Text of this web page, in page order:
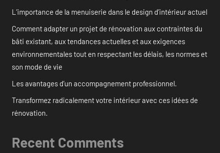
L’importance de la menuiserie dans le design d’intérieur actuel
Comment adapter un projet de rénovation aux contraintes du
bâti existant, aux tendances actuelles et aux exigences
environnementales tout en respectant les délais, les normes et
son mode de vie
Les avantages d’un accompagnement professionnel.
Transformez radicalement votre intérieur avec ces idées de
rénovation.
Recent Comments